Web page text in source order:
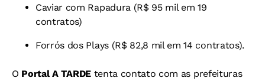
Caviar com Rapadura (R$ 95 mil em 19
contratos)
Forrós dos Plays (R$ 82,8 mil em 14 contratos).
O Portal A TARDE tenta contato com as prefeituras